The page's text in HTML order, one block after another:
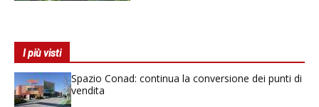
I più visti
Spazio Conad: continua la conversione dei punti di
vendita